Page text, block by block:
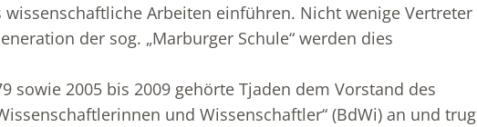
Arbeiten einführen. Nicht wenige Vertreter
der sog. „Marburger Schule“ werden dies
sowie 2005 bis 2009 gehörte Tjaden dem Vorstand des
und Wissenschaftler“ (BdWi) an und trug